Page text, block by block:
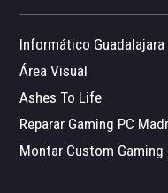
Informático Guadalajara
Área Visual
Ashes To Life
Reparar Gaming PC
Montar Custom Gaming